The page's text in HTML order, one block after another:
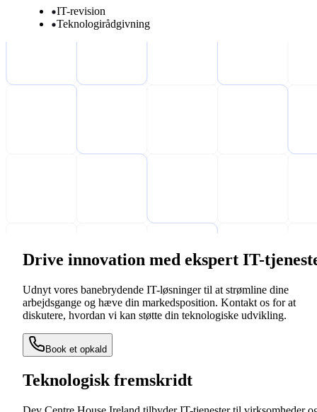
IT-revision
Teknologirådgivning
Drive innovation med ekspert IT-
Udnyt vores banebrydende IT-løsninger til at strømline dine
arbejdsgange og hæve din markedsposition. Kontakt os for at
diskutere, hvordan vi kan støtte din teknologiske udvikling.
Book et opkald
Teknologisk fremskridt